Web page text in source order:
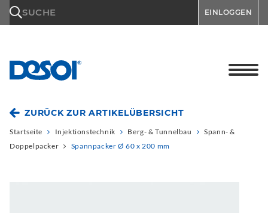
SUCHE EINLOGGEN
ZURÜCK ZUR ARTIKELÜBERSICHT
Startseite Injektionstechnik Berg- & Tunnelbau
Spann- &
Doppelpacker
Spannpacker Ø 60 x 200 mm